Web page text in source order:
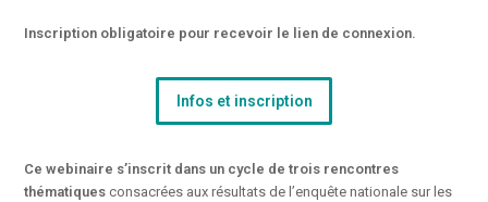
Inscription obligatoire pour recevoir le lien de connexion.
Infos et inscription
Ce webinaire s’inscrit dans un cycle de trois rencontres
thématiques consacrées aux résultats de l’enquête nationale sur les